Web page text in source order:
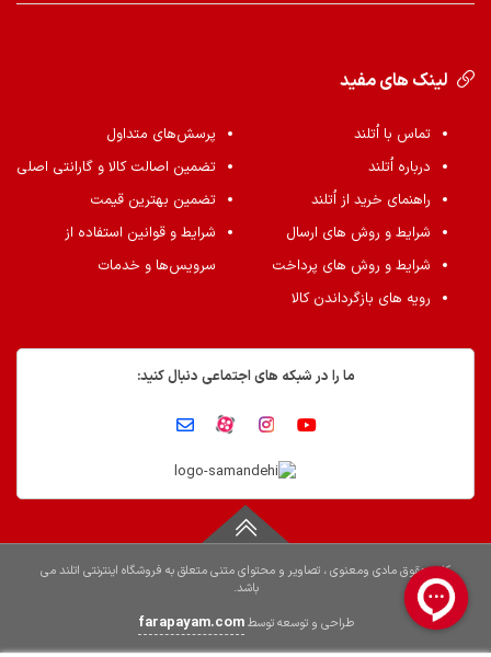
لینک های مفید
تماس با اُتلند
درباره اُتلند
راهنمای خرید از اُتلند
شرایط و روش های ارسال
شرایط و روش های پرداخت
رویه های بازگرداندن کالا
پرسش‌های متداول
تضمین اصالت کالا و گارانتی اصلی
تضمین بهترین قیمت
شرایط و قوانین استفاده از
سرویس‌ها و خدمات
ما را در شبکه های اجتماعی دنبال کنید:
کلیه حقوق مادی ومعنوی ، تصاویر و محتوای متنی متعلق به فروشگاه اینترنتی اتلند می
باشد.
طراحی و توسعه توسطfarapayam.com